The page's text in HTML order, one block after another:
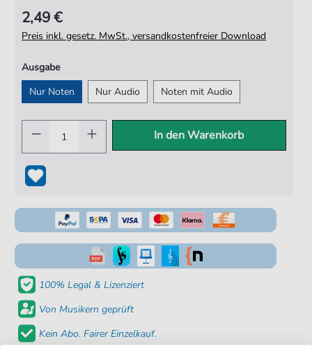
2,49 €
Preis inkl. gesetz. MwSt., versandkostenfreier Download
Ausgabe
Nur Noten
Nur Audio Noten mit Audio
In den Warenkorb
100% Legal & Lizenziert
Von Musikern geprüft
Kein Abo. Fairer Einzelkauf.